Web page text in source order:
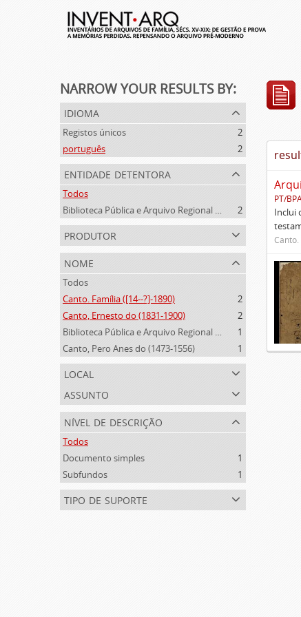
NARROW YOUR RESULTS BY:
idioma
Registos únicos
2
português
2
entidade detentora
Todos
Biblioteca Pública e Arquivo Regional de Ponta Delgada
2
produtor
nome
Todos
Canto. Família ([14--?]-1890)
2
Canto, Ernesto do (1831-1900)
2
Biblioteca Pública e Arquivo Regional de Ponta Delgada (1841- )
1
Canto, Pero Anes do (1473-1556)
1
local
assunto
nível de descrição
Todos
Documento simples
1
Subfundos
1
tipo de suporte
PT/
Inclui
Canto.